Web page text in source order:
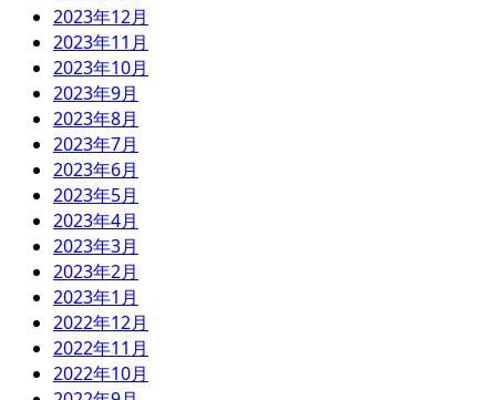
2023年12月
2023年11月
2023年10月
2023年9月
2023年8月
2023年7月
2023年6月
2023年5月
2023年4月
2023年3月
2023年2月
2023年1月
2022年12月
2022年11月
2022年10月